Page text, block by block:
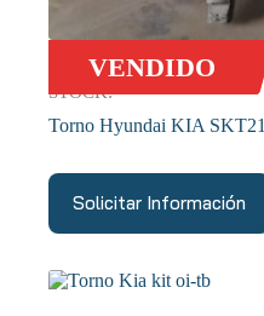
VENDIDO
STOCK:
Torno Hyundai KIA SKT21
Solicitar Información